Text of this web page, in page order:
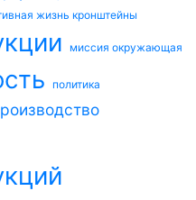
жизнь кронштейны
миссия окружающая
политика